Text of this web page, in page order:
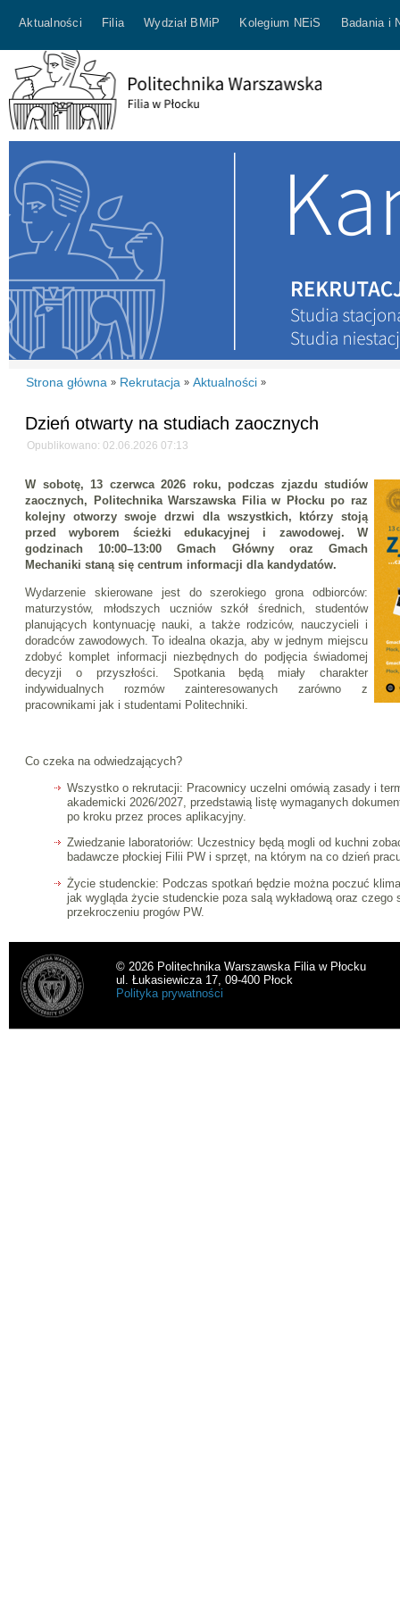
Aktualności Filia Wydział BMiP Kolegium NEiS Badania i
Strona główna » Rekrutacja » Aktualności »
Dzień otwarty na studiach zaocznych
Opublikowano: 02.06.2026 07:13
W sobotę, 13 czerwca 2026 roku, podczas zjazdu studiów
zaocznych, Politechnika Warszawska Filia w Płocku po raz
kolejny otworzy swoje drzwi dla wszystkich, którzy stoją
przed wyborem ścieżki edukacyjnej i zawodowej. W
godzinach 10:00–13:00 Gmach Główny oraz Gmach
Mechaniki staną się centrum informacji dla kandydatów.
Wydarzenie skierowane jest do szerokiego grona odbiorców:
maturzystów, młodszych uczniów szkół średnich, studentów
planujących kontynuację nauki, a także rodziców, nauczycieli i
doradców zawodowych. To idealna okazja, aby w jednym miejscu
zdobyć komplet informacji niezbędnych do podjęcia świadomej
decyzji o przyszłości. Spotkania będą miały charakter
indywidualnych rozmów zainteresowanych zarówno z
pracownikami jak i studentami Politechniki.
Co czeka na odwiedzających?
Wszystko o rekrutacji: Pracownicy uczelni omówią zasady i
akademicki 2026/2027, przedstawią listę wymaganych
po kroku przez proces aplikacyjny.
Zwiedzanie laboratoriów: Uczestnicy będą mogli od kuchni
badawcze płockiej Filii PW i sprzęt, na którym na co dzień
Życie studenckie: Podczas spotkań będzie można poczuć
jak wygląda życie studenckie poza salą wykładową oraz czego
przekroczeniu progów PW.
© 2026 Politechnika Warszawska Filia w Płocku
ul. Łukasiewicza 17, 09-400 Płock
Polityka prywatności